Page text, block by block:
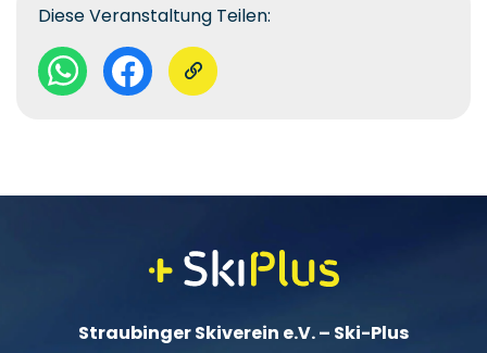
Diese Veranstaltung Teilen:
Straubinger Skiverein e.V. – Ski-Plus